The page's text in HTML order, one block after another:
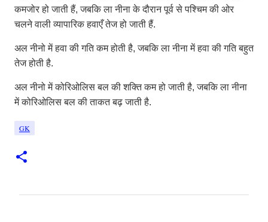
कमजोर हो जाती हैं, जबकि ला नीना के दौरान पूर्व से पश्चिम की ओर
चलने वाली व्यापारिक हवाएँ तेज हो जाती हैं.
अल नीनो में हवा की गति कम होती है, जबकि ला नीना में हवा की गति बहुत
तेज होती है.
अल नीनो में कोरिओलिस बल की शक्ति कम हो जाती है, जबकि ला नीना
में कोरिओलिस बल की ताकत बढ़ जाती है.
GK